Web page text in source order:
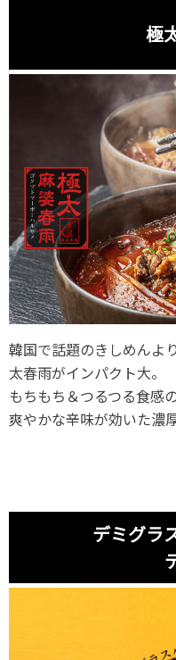
極
韓国で話題のきしめんよ
太春雨がインパクト大。
もちもち＆つるつる食感
爽やかな辛味が効いた濃
デミグラ